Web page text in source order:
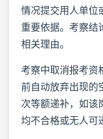
情况提交用人单位
重要依据。考察结
相关理由。
考察中取消报考资
前自动放弃出现的
次等额递补，如该
均不合格或无人可